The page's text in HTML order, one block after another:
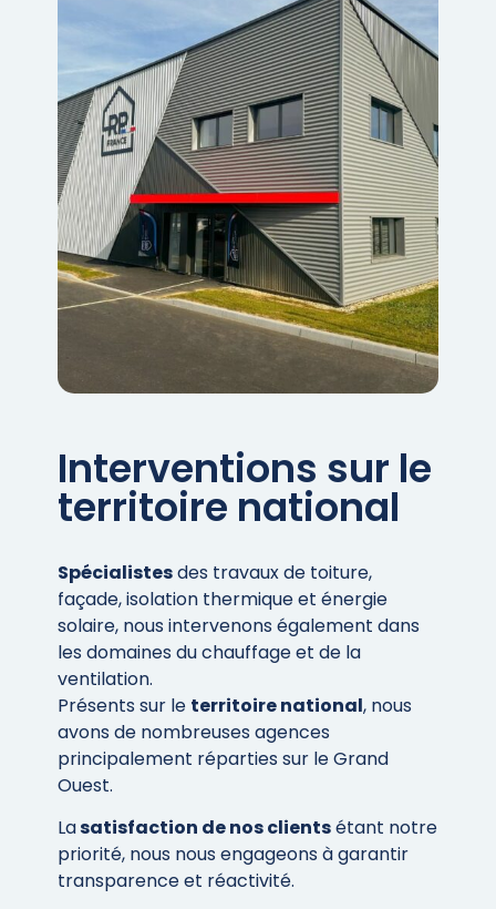
Interventions sur le
territoire national
Spécialistesdes travaux de toiture,
façade, isolation thermique et énergie
solaire, nous intervenons également dans
les domaines du chauffage et de la
ventilation.
Présents sur le territoire national, nous
avons de nombreuses agences
principalement réparties sur le Grand
Ouest.
Lasatisfaction de nos clientsétant notre
priorité, nous nous engageons à garantir
transparence et réactivité.